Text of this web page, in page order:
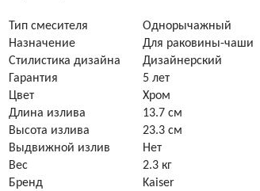
Тип смесителя
Однорычажный
Назначение
Для раковины-чаши
Стилистика дизайна
Дизайнерский
Гарантия
5 лет
Цвет
Хром
Длина излива
13.7 см
Высота излива
23.3 см
Выдвижной излив
Нет
Вес
2.3 кг
Бренд
Kaiser